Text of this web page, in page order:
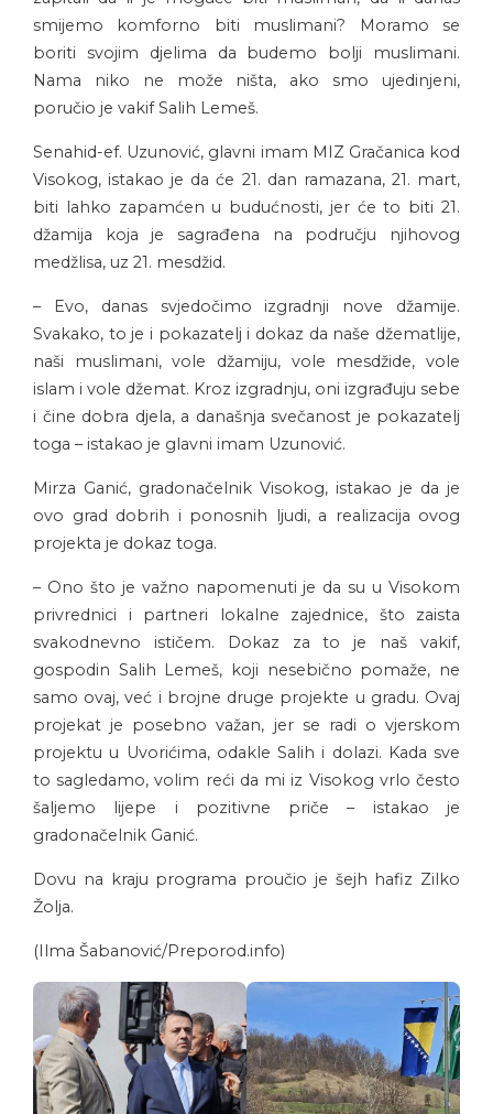
smijemo komforno biti muslimani? Moramo se
boriti svojim djelima da budemo bolji muslimani.
Nama niko ne može ništa, ako smo ujedinjeni,
poručio je vakif Salih Lemeš.
Senahid-ef. Uzunović, glavni imam MIZ Gračanica kod
Visokog, istakao je da će 21. dan ramazana, 21. mart,
biti lahko zapamćen u budućnosti, jer će to biti 21.
džamija koja je sagrađena na području njihovog
medžlisa, uz 21. mesdžid.
– Evo, danas svjedočimo izgradnji nove džamije.
Svakako, to je i pokazatelj i dokaz da naše džematlije,
naši muslimani, vole džamiju, vole mesdžide, vole
islam i vole džemat. Kroz izgradnju, oni izgrađuju sebe
i čine dobra djela, a današnja svečanost je pokazatelj
toga – istakao je glavni imam Uzunović.
Mirza Ganić, gradonačelnik Visokog, istakao je da je
ovo grad dobrih i ponosnih ljudi, a realizacija ovog
projekta je dokaz toga.
– Ono što je važno napomenuti je da su u Visokom
privrednici i partneri lokalne zajednice, što zaista
svakodnevno ističem. Dokaz za to je naš vakif,
gospodin Salih Lemeš, koji nesebično pomaže, ne
samo ovaj, već i brojne druge projekte u gradu. Ovaj
projekat je posebno važan, jer se radi o vjerskom
projektu u Uvorićima, odakle Salih i dolazi. Kada sve
to sagledamo, volim reći da mi iz Visokog vrlo često
šaljemo lijepe i pozitivne priče – istakao je
gradonačelnik Ganić.
Dovu na kraju programa proučio je šejh hafiz Zilko
Žolja.
(Ilma Šabanović/Preporod.info)